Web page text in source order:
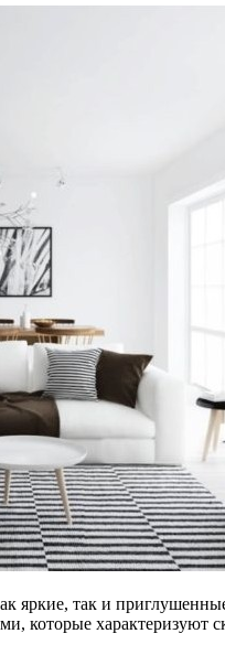
так и
которые